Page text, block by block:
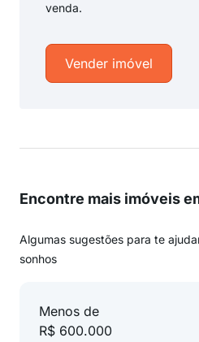
venda.
Vender imóvel
Encontre mais imóveis
Algumas sugestões para te
sonhos
Menos de
R$ 600.000